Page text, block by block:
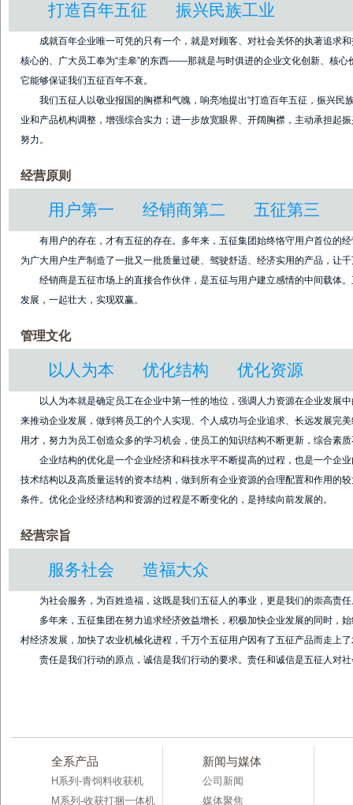
打造百年五征 振兴民族工业
成就百年企业唯一可凭的只有一个，就是对顾客、对社会关怀的执著追求
核心的、广大员工奉为“圭皋”的东西——那就是与时俱进的企业文化创新、核
它能够保证我们五征百年不衰。
我们五征人以敬业报国的胸襟和气魄，响亮地提出“打造百年五征，振兴
业和产品机构调整，增强综合实力；进一步放宽眼界、开阔胸襟，主动承担起
努力。
经营原则
用户第一 经销商第二 五征第三
有用户的存在，才有五征的存在。多年来，五征集团始终恪守用户首位的
为广大用户生产制造了一批又一批质量过硬、驾驶舒适、经济实用的产品，让
经销商是五征市场上的直接合作伙伴，是五征与用户建立感情的中间载体
发展，一起壮大，实现双赢。
管理文化
以人为本 优化结构 优化资源
以人为本就是确定员工在企业中第一性的地位，强调人力资源在企业发展
来推动企业发展，做到将员工的个人实现、个人成功与企业追求、长远发展完
用才，努力为员工创造众多的学习机会，使员工的知识结构不断更新，综合素
企业结构的优化是一个企业经济和科技水平不断提高的过程，也是一个企
技术结构以及高质量运转的资本结构，做到所有企业资源的合理配置和作用的
条件。优化企业经济结构和资源的过程是不断变化的，是持续向前发展的。
经营宗旨
服务社会 造福大众
为社会服务，为百姓造福，这既是我们五征人的事业，更是我们的崇高责
多年来，五征集团在努力追求经济效益增长，积极加快企业发展的同时，
村经济发展，加快了农业机械化进程，千万个五征用户因有了五征产品而走上
责任是我们行动的原点，诚信是我们行动的要求。责任和诚信是五征人对
全系产品
H系列-青饲料收获机
M系列-收获打捆一体机
新闻与媒体
公司新闻
媒体聚焦